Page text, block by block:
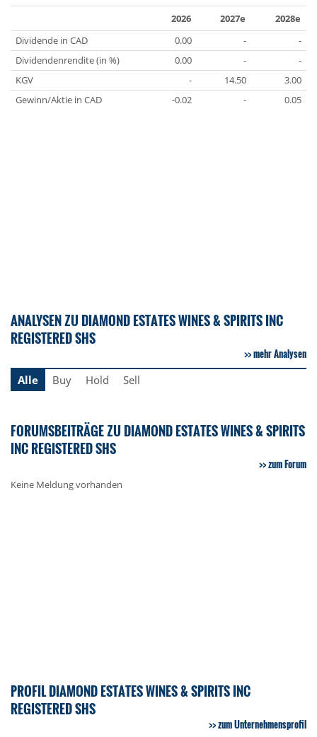
2026 2027e
2028e
Dividende in CAD
0.00 -
-
Dividendenrendite (in %)
0.00 -
-
KGV
- 14.50
3.00
Gewinn/Aktie in CAD
-0.02 - 0.05
ANALYSEN ZU DIAMOND ESTATES WINES & SPIRITS INC
REGISTERED SHS
mehr Analysen
Alle
Buy Hold Sell
FORUMSBEITRÄGE ZU DIAMOND ESTATES WINES & SPIRITS
INC REGISTERED SHS
zum Forum
Keine Meldung vorhanden
PROFIL DIAMOND ESTATES WINES & SPIRITS INC
REGISTERED SHS
zum Unternehmensprofil